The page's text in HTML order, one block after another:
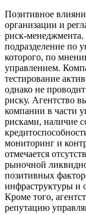
Позитивное
организации и
риск-
подразделение по
которого, по
управлением.
тестирование
однако не
риску. Агентство
компании в части
рисками, наличие
мониторинг и
отмечается
рыночной
позитивных
инфраструктуры и
Кроме того,
репутацию